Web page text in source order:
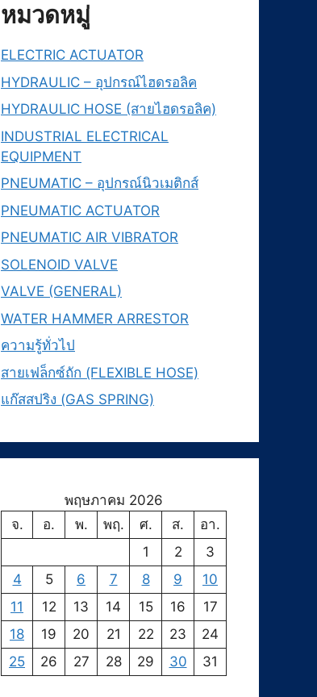
หมวดหมู่
ELECTRIC ACTUATOR
HYDRAULIC – อุปกรณ์ไฮดรอลิค
HYDRAULIC HOSE (สายไฮดรอลิค)
INDUSTRIAL ELECTRICAL
EQUIPMENT
PNEUMATIC – อุปกรณ์นิวเมติกส์
PNEUMATIC ACTUATOR
PNEUMATIC AIR VIBRATOR
SOLENOID VALVE
VALVE (GENERAL)
WATER HAMMER ARRESTOR
ความรู้ทั่วไป
สายเฟล็กซ์ถัก (FLEXIBLE HOSE)
แก๊สสปริง (GAS SPRING)
พฤษภาคม 2026
จ.
อ. พ. พฤ. ศ. ส.
อา.
1
2
3
4
5 6 7 8 9
10
11
12 13 14 15 16
17
18
19 20 21 22 23
24
25
26 27 28 29 30 31